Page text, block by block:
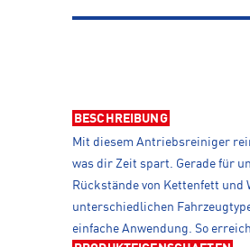
BESCHREIBUNG
Mit diesem Antriebsreiniger
was dir Zeit spart. Gerade für
Rückstände von Kettenfett
unterschiedlichen
einfache Anwendung. So